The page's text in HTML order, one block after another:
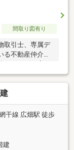
間取り図有り
取引士、専属デ
る不動産仲介を
問い合わせく
干線 広畑駅 徒歩
建